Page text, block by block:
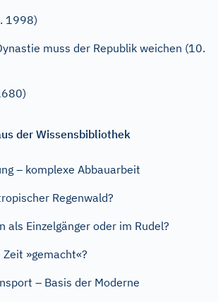
1998)
muss der Republik weichen (10.
der Wissensbibliothek
– komplexe Abbauarbeit
Regenwald?
als Einzelgänger oder im Rudel?
»gemacht«?
– Basis der Moderne